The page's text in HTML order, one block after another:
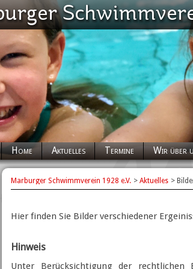
Navigation
überspringen
Home Aktuelles Termine Wir über
Marburger Schwimmverein 1928 e.V. Aktuelles
Hier finden Sie Bilder verschiedener
Hinweis
Unter Berücksichtigung der